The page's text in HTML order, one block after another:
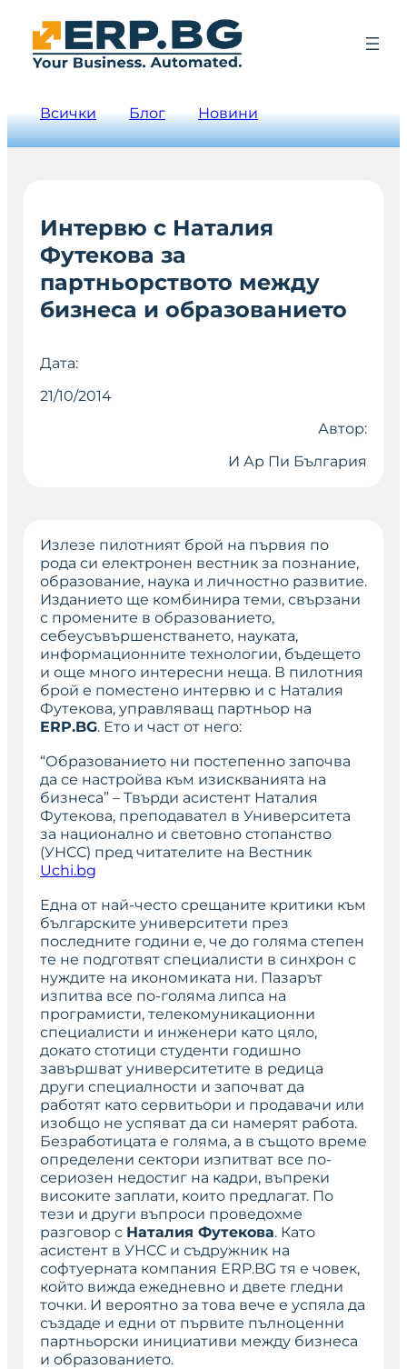
Всички Блог Новини
Интервю с Наталия
Футекова за
партньорството между
бизнеса и образованието
Дата:
21/10/2014
Автор:
И Ар Пи България
Излезе пилотният брой на първия по
рода си електронен вестник за познание,
образование, наука и личностно развитие.
Изданието ще комбинира теми, свързани
с промените в образованието,
себеусъвършенстването, науката,
информационните технологии, бъдещето
и още много интересни неща. В пилотния
брой е поместено интервю и с Наталия
Футекова, управляващ партньор на
ERP.BG. Ето и част от него:
“Образованието ни постепенно започва
да се настройва към изискванията на
бизнеса” – Твърди асистент Наталия
Футекова, преподавател в Университета
за национално и световно стопанство
(УНСС) пред читателите на Вестник
Uchi.bg
Една от най-често срещаните критики към
българските университети през
последните години е, че до голяма степен
те не подготвят специалисти в синхрон с
нуждите на икономиката ни. Пазарът
изпитва все по-голяма липса на
програмисти, телекомуникационни
специалисти и инженери като цяло,
докато стотици студенти годишно
завършват университетите в редица
други специалности и започват да
работят като сервитьори и продавачи или
изобщо не успяват да си намерят работа.
Безработицата е голяма, а в същото време
определени сектори изпитват все по-
сериозен недостиг на кадри, въпреки
високите заплати, които предлагат. По
тези и други въпроси проведохме
разговор с Наталия Футекова. Като
асистент в УНСС и съдружник на
софтуерната компания ERP.BG тя е човек,
който вижда ежедневно и двете гледни
точки. И вероятно за това вече е успяла да
създаде и едни от първите пълноценни
партньорски инициативи между бизнеса
и образованието.